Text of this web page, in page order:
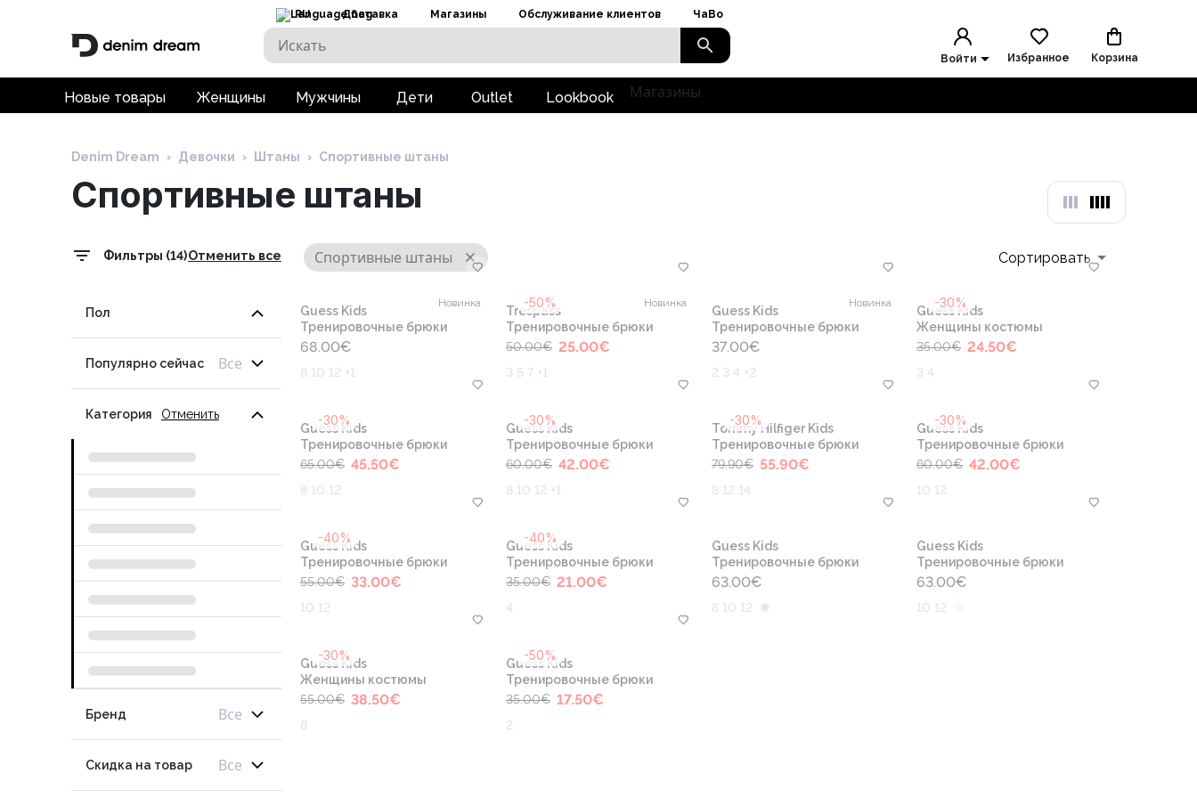
RU Доставка Магазины Обслуживание клиентов ЧаВо
Войти Избранное Корзина
Новые товары Женщины Мужчины Дети Outlet Lookbook Магазины
Denim Dream › Девочки › Штаны › Спортивные штаны
Спортивные штаны
Фильтры (14)Отменить все
Пол
Популярно сейчас Все
Категория Отменить
Бренд Все
Скидка на товар Все
Спортивные штаны Сортировать
Новинка
Guess Kids
Тренировочные брюки
68.00€
8 10 12 +1
-50% Новинка
Trespass
Тренировочные брюки
50.00€ 25.00€
3 5 7 +1
Новинка
Guess Kids
Тренировочные брюки
37.00€
2 3 4 +2
-30%
Guess Kids
Женщины костюмы
35.00€ 24.50€
3 4
-30%
Guess Kids
Тренировочные брюки
65.00€ 45.50€
8 10 12
-30%
Guess Kids
Тренировочные брюки
60.00€ 42.00€
8 10 12 +1
-30%
Tommy Hilfiger Kids
Тренировочные брюки
79.90€ 55.90€
8 12 14
-30%
Guess Kids
Тренировочные брюки
60.00€ 42.00€
10 12
-40%
Guess Kids
Тренировочные брюки
55.00€ 33.00€
10 12
-40%
Guess Kids
Тренировочные брюки
35.00€ 21.00€
4
Guess Kids
Тренировочные брюки
63.00€
8 10 12
Guess Kids
Тренировочные брюки
63.00€
10 12
-30%
Guess Kids
Женщины костюмы
55.00€ 38.50€
8
-50%
Guess Kids
Тренировочные брюки
35.00€ 17.50€
2